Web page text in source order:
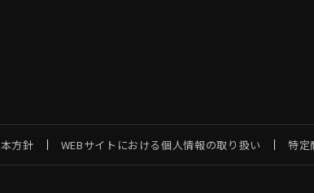
方針 WEBサイトにおける個人情報の取り扱い 特定